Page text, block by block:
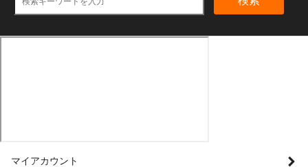
マイアカウント